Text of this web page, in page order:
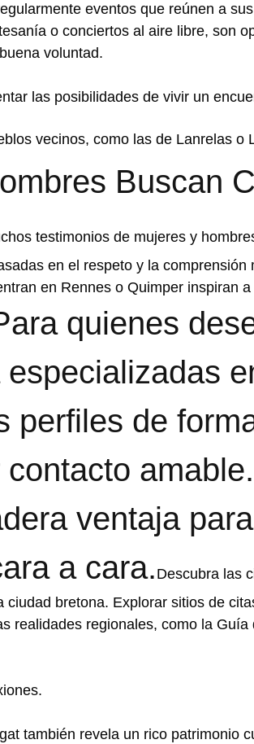
eventos que reúnen a
o conciertos al aire libre, son
voluntad.
las posibilidades de vivir un
vecinos, como las de Lanrelas o
Buscan
testimonios de mujeres y
en el respeto y la
en Rennes o Quimper inspiran
quienes
perfiles de
ventaja
a cara. Descubra las
bretona. Explorar sitios de
realidades regionales, como la
también revela un rico patrimonio